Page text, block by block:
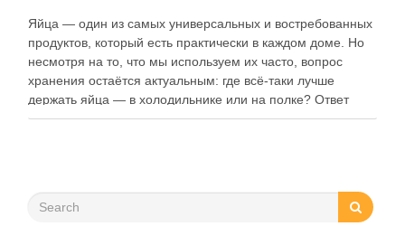
Яйца — один из самых универсальных и востребованных
продуктов, который есть практически в каждом доме. Но
несмотря на то, что мы используем их часто, вопрос
хранения остаётся актуальным: где всё-таки лучше
держать яйца — в холодильнике или на полке? Ответ
зависит от нескольких факторов, включая температуру